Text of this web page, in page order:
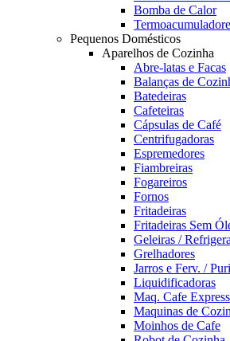
Bomba de Calor
Pequenos Domésticos
Aparelhos de Cozinha
Abre-latas e Facas
Balanças de
Batedeiras
Cafeteiras
Cápsulas de Café
Centrifugadoras
Espremedores
Fiambreiras
Fogareiros
Fornos
Fritadeiras
Fritadeiras Sem
Geleiras /
Grelhadores
Jarros e Ferv. /
Liquidificadoras
Maq. Cafe
Maquinas de
Moinhos de Cafe